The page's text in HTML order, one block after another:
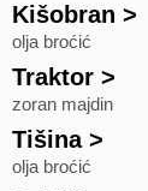
Kišobran >
olja broćić
Traktor >
zoran majdin
Tišina>
olja broćić